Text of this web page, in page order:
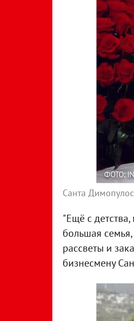
ФОТО:
Санта Димопулос
"Ещё с
большая
рассветы и
бизнесмену